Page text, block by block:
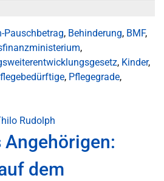
Pauschbetrag, Behinderung, BMF,
,
, Kinder,
, Pflegegrade,
Rudolph
Angehörigen:
dem